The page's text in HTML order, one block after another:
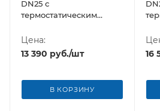
DN25 с
термостатическим
насоса
Цена:
13 390 руб./шт
В КОРЗИНУ
16